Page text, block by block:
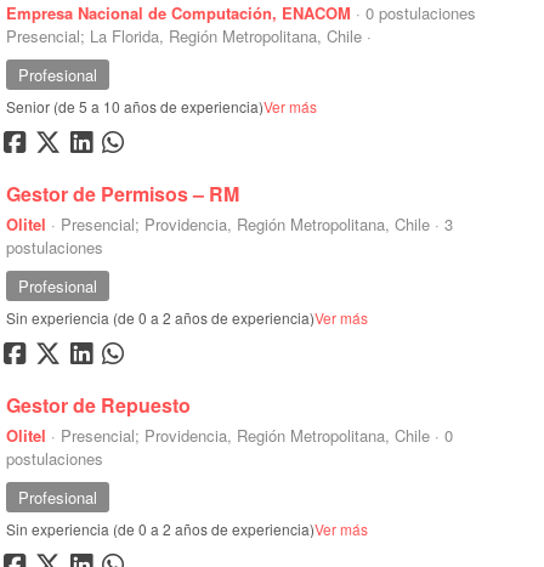
Empresa Nacional de Computación, ENACOM ·
Presencial; La Florida, Región Metropolitana, Chile ·
0 postulaciones
Profesional
Senior (de 5 a 10 años de experiencia)Ver más
Gestor de Permisos – RM
Olitel · Presencial; Providencia, Región Metropolitana, Chile · 3
postulaciones
Profesional
Sin experiencia (de 0 a 2 años de experiencia)Ver más
Gestor de Repuesto
Olitel · Presencial; Providencia, Región Metropolitana, Chile · 0
postulaciones
Profesional
Sin experiencia (de 0 a 2 años de experiencia)Ver más